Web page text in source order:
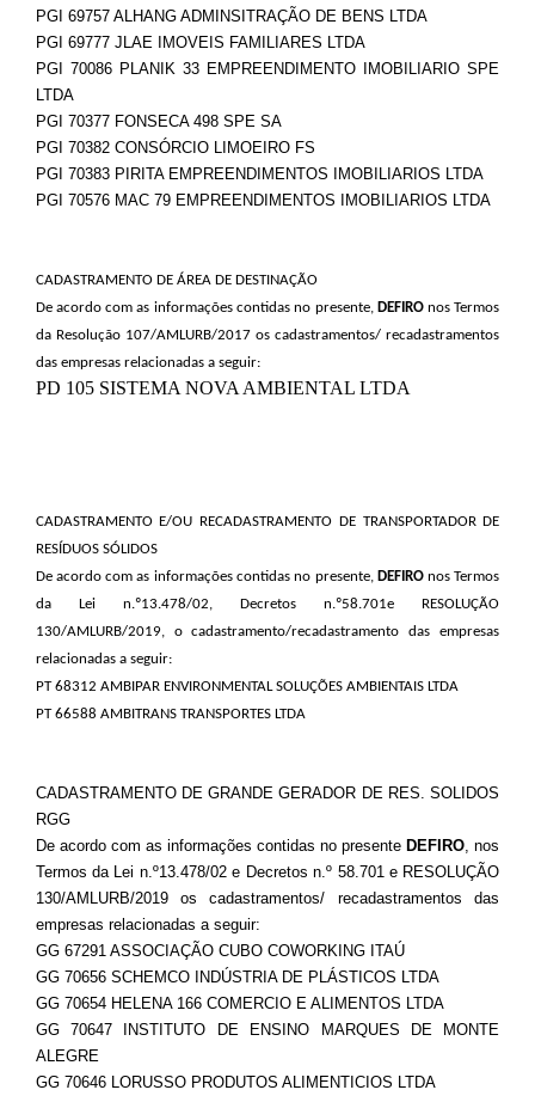
PGI 69757 ALHANG ADMINSITRAÇÃO DE BENS LTDA
PGI 69777 JLAE IMOVEIS FAMILIARES LTDA
PGI 70086 PLANIK 33 EMPREENDIMENTO IMOBILIARIO SPE
LTDA
PGI 70377 FONSECA 498 SPE SA
PGI 70382 CONSÓRCIO LIMOEIRO FS
PGI 70383 PIRITA EMPREENDIMENTOS IMOBILIARIOS LTDA
PGI 70576 MAC 79 EMPREENDIMENTOS IMOBILIARIOS LTDA
CADASTRAMENTO DE ÁREA DE DESTINAÇÃO
De acordo com as informações contidas no presente,
DEFIROnos Termos
da Resolução 107/AMLURB/2017 os cadastramentos/ recadastramentos
das empresas relacionadas a seguir:
PD 105 SISTEMA NOVA AMBIENTAL LTDA
CADASTRAMENTO E/OU RECADASTRAMENTO DE TRANSPORTADOR DE
RESÍDUOS SÓLIDOS
De acordo com as informações contidas no presente,
DEFIROnos Termos
da Lei n.º13.478/02, Decretos n.º58.701e RESOLUÇÃO
130/AMLURB/2019, o cadastramento/recadastramento das empresas
relacionadas a seguir:
PT 68312 AMBIPAR ENVIRONMENTAL SOLUÇÕES AMBIENTAIS LTDA
PT 66588 AMBITRANS TRANSPORTES LTDA
CADASTRAMENTO DE GRANDE GERADOR DE RES. SOLIDOS
RGG
De acordo com as informações contidas no presente DEFIRO , nos
Termos da Lei n.º13.478/02 e Decretos n.º 58.701 e RESOLUÇÃO
130/AMLURB/2019 os cadastramentos/ recadastramentos das
empresas relacionadas a seguir:
GG 67291 ASSOCIAÇÃO CUBO COWORKING ITAÚ
GG 70656 SCHEMCO INDÚSTRIA DE PLÁSTICOS LTDA
GG 70654 HELENA 166 COMERCIO E ALIMENTOS LTDA
GG 70647 INSTITUTO DE ENSINO MARQUES DE MONTE
ALEGRE
GG 70646 LORUSSO PRODUTOS ALIMENTICIOS LTDA